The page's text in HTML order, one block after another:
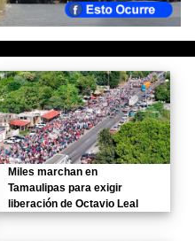
Miles marchan en
Tamaulipas para exigir
liberación de Octavio Leal